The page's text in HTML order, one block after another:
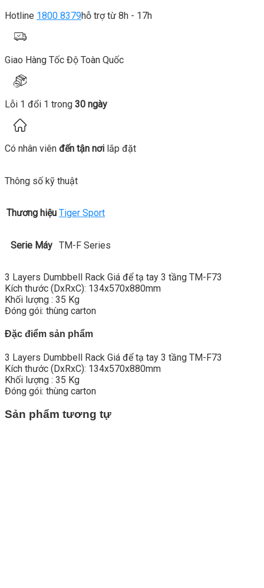
Hotline 1800 8379hỗ trợ từ 8h - 17h
Giao Hàng Tốc Độ Toàn Quốc
Lỗi 1 đổi 1 trong 30 ngày
Có nhân viên đến tận nơi lắp đặt
Thông số kỹ thuật
Thương hiệu Tiger Sport
Serie Máy TM-F Series
3 Layers Dumbbell Rack Giá để tạ tay 3 tầng TM-F73
Kích thước (DxRxC): 134x570x880mm
Khối lượng : 35 Kg
Đóng gói: thùng carton
Đặc điểm sản phẩm
3 Layers Dumbbell Rack Giá để tạ tay 3 tầng TM-F73
Kích thước (DxRxC): 134x570x880mm
Khối lượng : 35 Kg
Đóng gói: thùng carton
Sản phẩm tương tự